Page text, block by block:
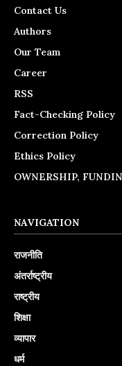
Contact Us
Authors
Our Team
Career
RSS
Fact-Checking Policy
Correction Policy
Ethics Policy
OWNERSHIP,
NAVIGATION
राजनीति
अंतर्राष्ट्रीय
राष्ट्रीय
शिक्षा
व्यापार
धर्म